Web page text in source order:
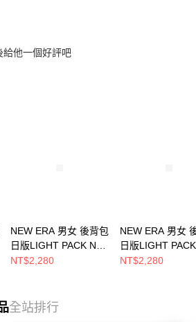
他一個好評吧
NEW ERA 男女 後背包
日版LIGHT PACK NE
NE11925071
NT$2,280
NEW ERA 男女
日版LIGHT
黑 NE12728266
NT$2,280
全站排行